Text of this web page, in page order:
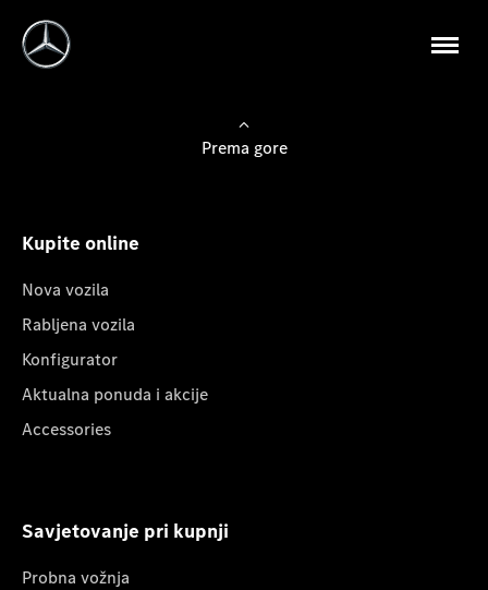
Prema gore
Kupite online
Nova vozila
Rabljena vozila
Konfigurator
Aktualna ponuda i akcije
Accessories
Savjetovanje pri kupnji
Probna vožnja